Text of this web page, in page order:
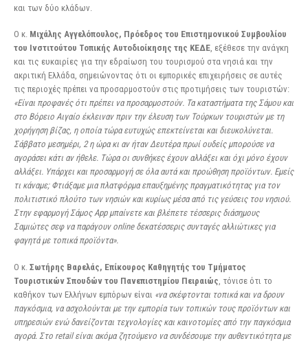
και των δύο κλάδων.
Ο κ. Μιχάλης Αγγελόπουλος, Πρόεδρος του Επιστημονικού Συμβουλίου
του Ινστιτούτου Τοπικής Αυτοδιοίκησης της ΚΕΔΕ, εξέθεσε την ανάγκη
και τις ευκαιρίες για την εδραίωση του τουρισμού στα νησιά και την
ακριτική Ελλάδα, σημειώνοντας ότι οι εμπορικές επιχειρήσεις σε αυτές
τις περιοχές πρέπει να προσαρμοστούν στις προτιμήσεις των τουριστών:
«Είναι προφανές ότι πρέπει να προσαρμοστούν. Τα καταστήματα της Σάμου και
στο Βόρειο Αιγαίο έκλειναν πριν την έλευση των Τούρκων τουριστών με τη
χορήγηση βίζας, η οποία τώρα ευτυχώς επεκτείνεται και διευκολύνεται.
Σάββατο μεσημέρι, 2 η ώρα κι αν ήταν Δευτέρα πρωί ουδείς μπορούσε να
αγοράσει κάτι αν ήθελε. Τώρα οι συνθήκες έχουν αλλάξει και όχι μόνο έχουν
αλλάξει. Υπάρχει και προσαρμογή σε όλα αυτά και προώθηση προϊόντων. Εμείς
τι κάναμε; Φτιάξαμε μια πλατφόρμα επαυξημένης πραγματικότητας για τον
πολιτιστικό πλούτο των νησιών και κυρίως μέσα από τις γεύσεις του νησιού.
Στην εφαρμογή Σάμος App μπαίνετε και βλέπετε τέσσερις διάσημους
Σαμιώτες σεφ να παράγουν online δεκατέσσερις συνταγές αλλιώτικες για
φαγητά με τοπικά προϊόντα».
Ο κ. Σωτήρης Βαρελάς, Επίκουρος Καθηγητής του Τμήματος
Τουριστικών Σπουδών του Πανεπιστημίου Πειραιώς , τόνισε ότι το
καθήκον των Ελλήνων εμπόρων είναι «να σκέφτονται τοπικά και να δρουν
παγκόσμια, να ασχολούνται με την εμπορία των τοπικών τους προϊόντων και
υπηρεσιών ενώ δανείζονται τεχνολογίες και καινοτομίες από την παγκόσμια
αγορά. Στο retail είναι ακόμα ζητούμενο να συνδέσουμε την αυθεντικότητα με